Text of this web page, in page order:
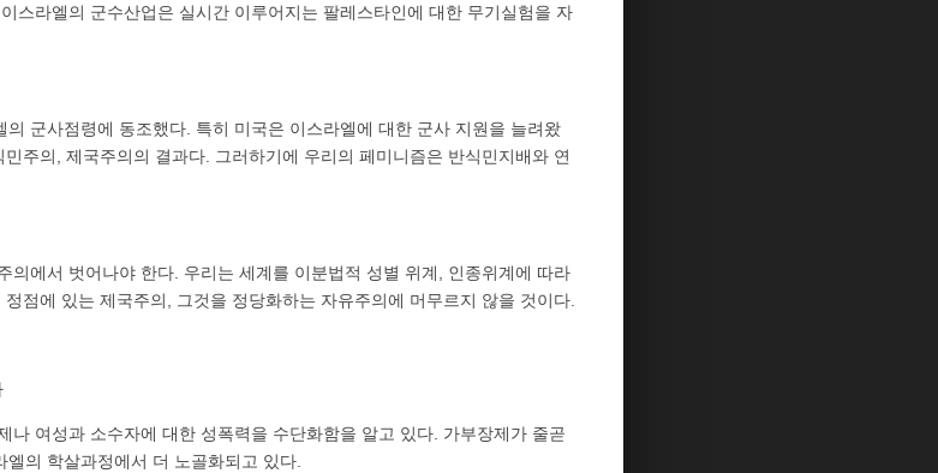
스라엘의 군수산업은 실시간 이루어지는 팔레스타인에 대한 무기실험을 자
군사점령에 동조했다. 특히 미국은 이스라엘에 대한 군사 지원을 늘려왔
주의, 제국주의의 결과다. 그러하기에 우리의 페미니즘은 반식민지배와 연
의에서 벗어나야 한다. 우리는 세계를 이분법적 성별 위계, 인종위계에 따라
점에 있는 제국주의, 그것을 정당화하는 자유주의에 머무르지 않을 것이다.
나 여성과 소수자에 대한 성폭력을 수단화함을 알고 있다. 가부장제가 줄곧
의 학살과정에서 더 노골화되고 있다.